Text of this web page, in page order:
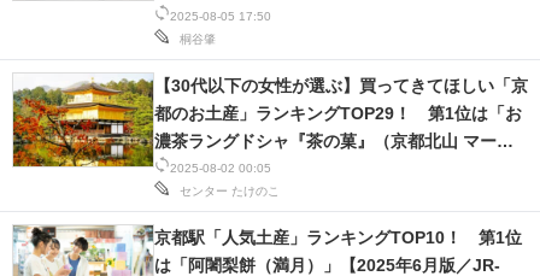
2025-08-05 17:50
桐谷肇
2025-08-02 00:05
センター たけのこ
【30代以下の女性が選ぶ】買ってきてほしい「京
都のお土産」ランキングTOP29！ 第1位は「お
濃茶ラングドシャ『茶の菓』（京都北山 マール
ブランシュ）」【8月2日はおやつの日】
京都駅「人気土産」ランキングTOP10！ 第1位
は「阿闍梨餅（満月）」【2025年6月版／JR-